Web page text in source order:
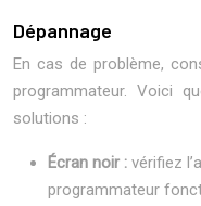
Dépannage
En cas de problème,
programmateur. Voici
solutions :
Écran noir : vérifiez
programmateur